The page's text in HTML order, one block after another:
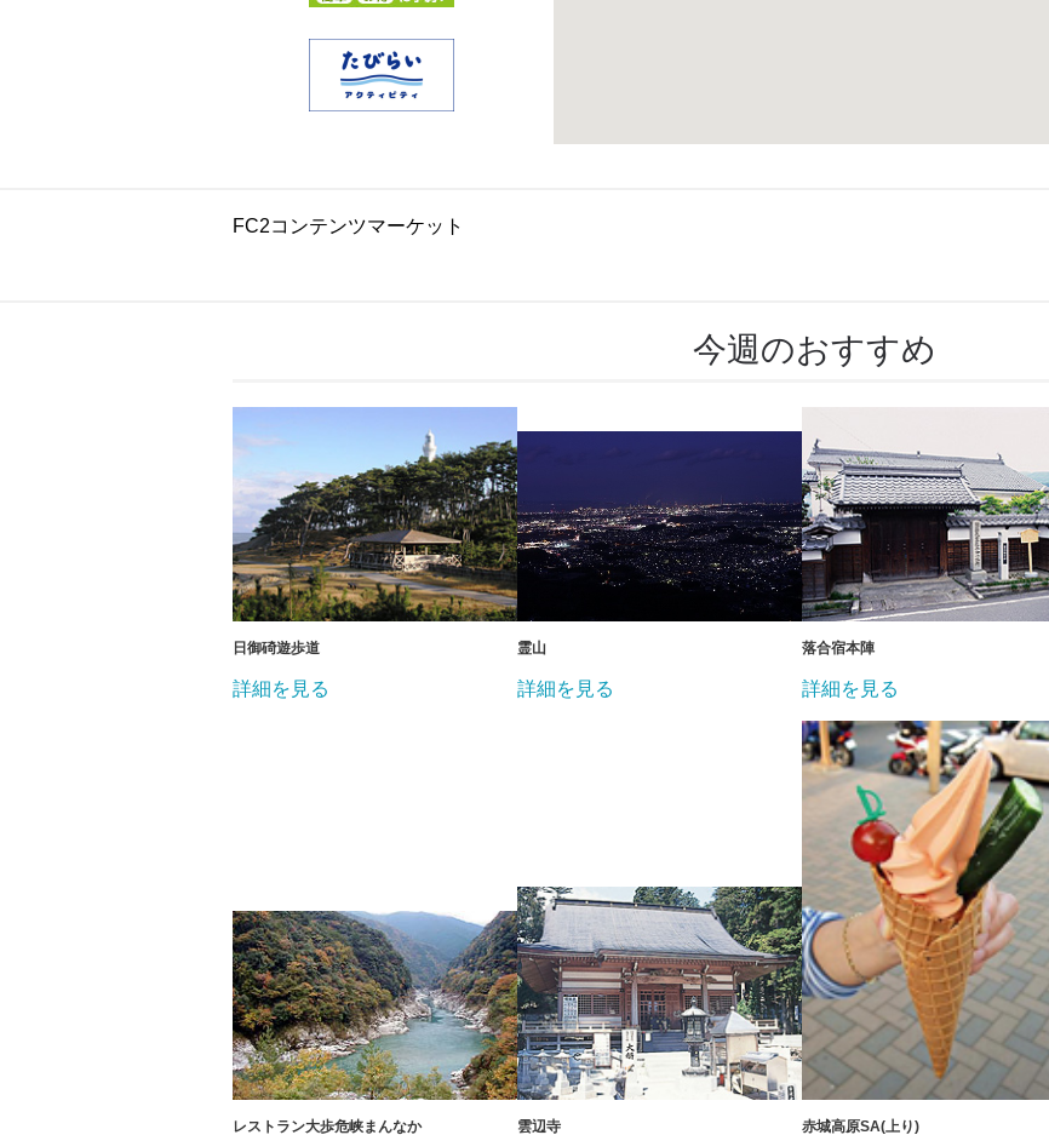
FC2コンテンツマーケット
今週のおすすめ
日御碕遊歩道
詳細を見る
霊山
詳細を見る
落合宿本陣
詳細を見る
レストラン大歩危峡まんなか 雲辺寺 赤城高原SA(上り)